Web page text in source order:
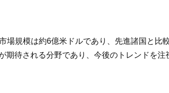
場規模は約6億米ドルであり、先進諸国と
待される分野であり、今後のトレンドを注